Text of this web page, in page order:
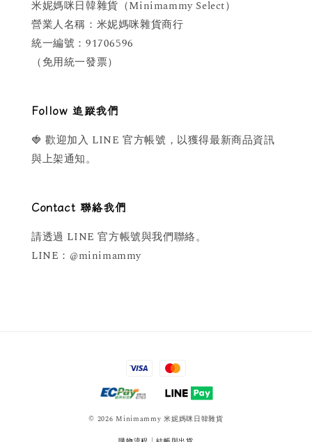
米妮媽咪日韓雜貨（Minimammy Select）
營業人名稱：米妮媽咪雜貨商行
統一編號：91706596
（免用統一發票）
Follow 追蹤我們
🍓 歡迎加入 LINE 官方帳號，以獲得最新商品資訊
與上架通知。
Contact 聯絡我們
請透過 LINE 官方帳號與我們聯絡。
LINE：@minimammy
© 2026 Minimammy 米妮媽咪日韓雜貨